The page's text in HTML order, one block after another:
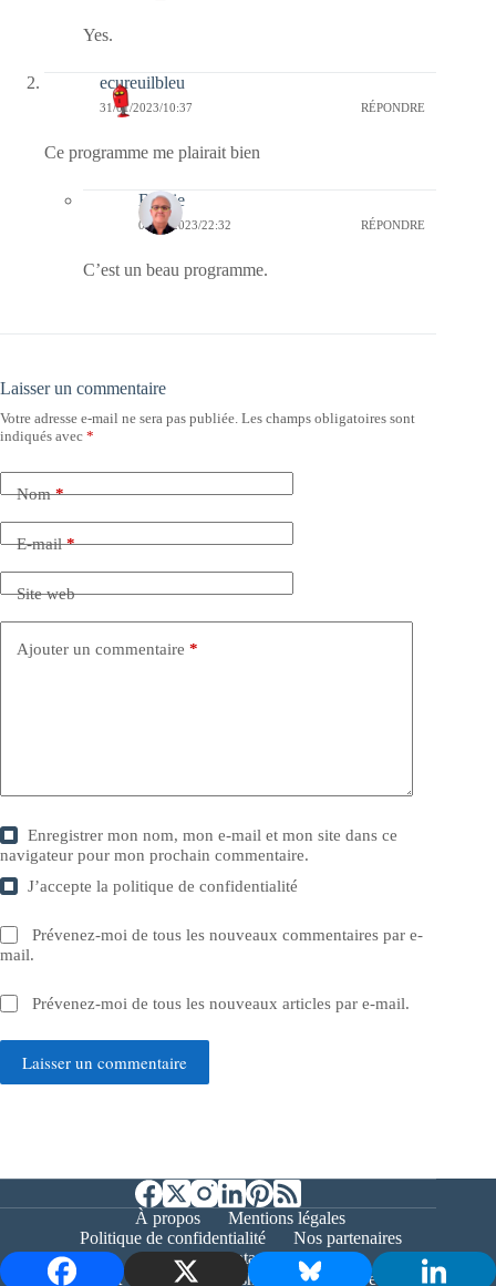
Yes.
ecureuilbleu
31/01/2023/10:37 RÉPONDRE
Ce programme me plairait bien
Bernie
04/02/2023/22:32 RÉPONDRE
C’est un beau programme.
Laisser un commentaire
Votre adresse e-mail ne sera pas publiée. Les champs obligatoires sont
indiqués avec *
Nom*
E-mail*
Site web
Ajouter un commentaire *
Enregistrer mon nom, mon e-mail et mon site dans ce
navigateur pour mon prochain commentaire.
J’accepte lapolitique de confidentialité
Prévenez-moi de tous les nouveaux commentaires par e-
mail.
Prévenez-moi de tous les nouveaux articles par e-mail.
Laisser un commentaire
À propos
Mentions légales
Politique de confidentialité
Nos partenaires
Contact
Copyright © 2026 - Bernieshoot.fr Journal Web